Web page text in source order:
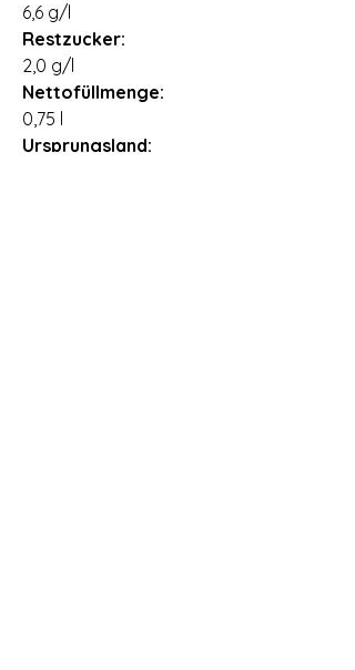
6,6 g/l
Restzucker:
2,0 g/l
Nettofüllmenge:
0,75 l
Ursprungsland: